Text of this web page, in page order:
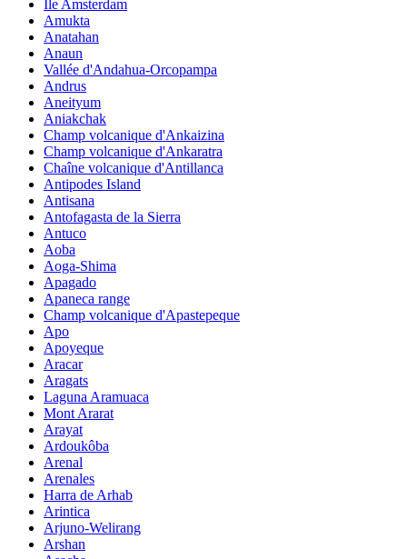
Île Amsterdam
Amukta
Anatahan
Anaun
Vallée d'Andahua-Orcopampa
Andrus
Aneityum
Aniakchak
Champ volcanique d'Ankaizina
Champ volcanique d'Ankaratra
Chaîne volcanique d'Antillanca
Antipodes Island
Antisana
Antofagasta de la Sierra
Antuco
Aoba
Aoga-Shima
Apagado
Apaneca range
Champ volcanique d'Apastepeque
Apo
Apoyeque
Aracar
Aragats
Laguna Aramuaca
Mont Ararat
Arayat
Ardoukôba
Arenal
Arenales
Harra de Arhab
Arintica
Arjuno-Welirang
Arshan